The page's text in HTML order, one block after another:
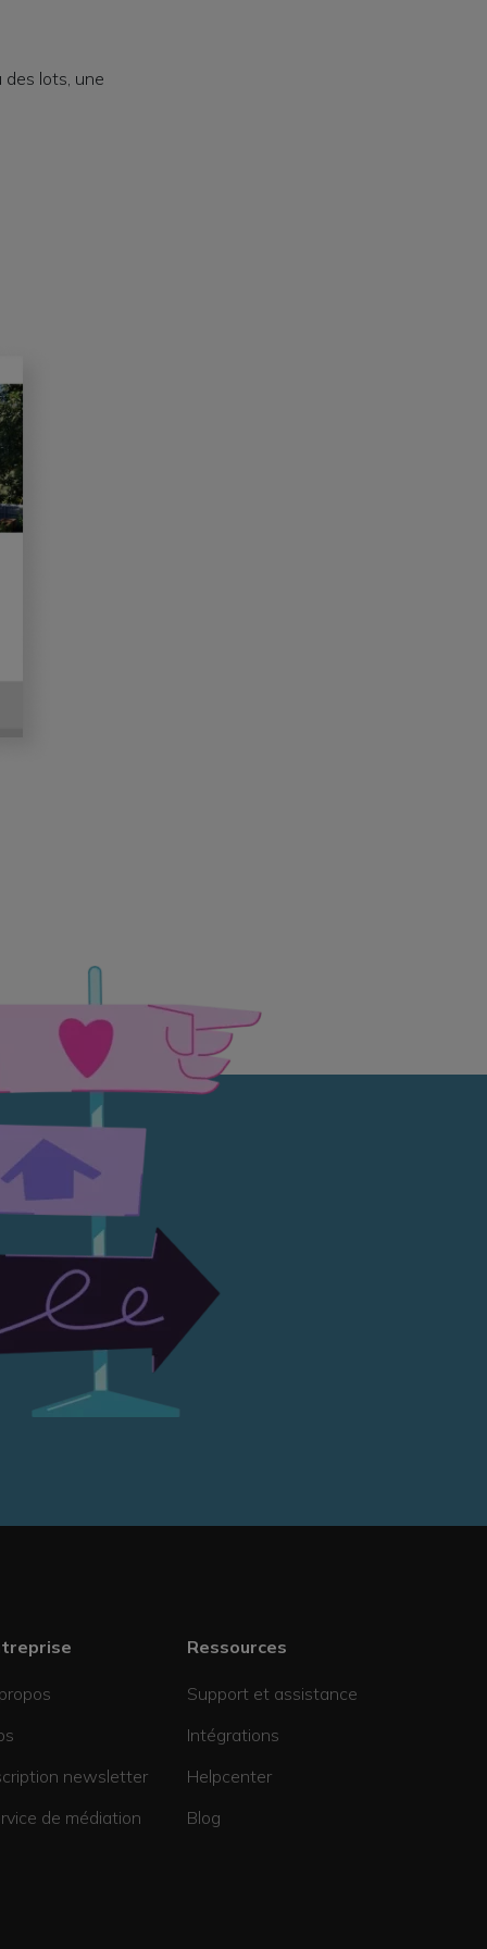
des lots, une
newsletter
de médiation
Ressources
Support et assistance
Intégrations
Helpcenter
Blog